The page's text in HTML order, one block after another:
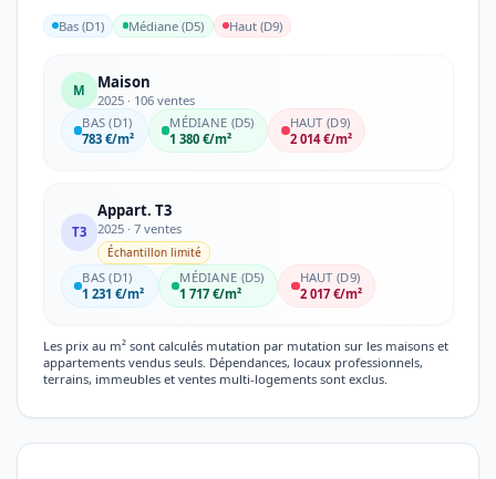
Bas (D1) Médiane (D5) Haut (D9)
M Maison
2025 · 106 ventes
BAS (D1)
783 €/m²
MÉDIANE (D5)
1 380 €/m²
HAUT (D9)
2 014 €/m²
T3
Appart. T3
2025 · 7 ventes
Échantillon limité
BAS (D1)
1 231 €/m²
MÉDIANE (D5)
1 717 €/m²
HAUT (D9)
2 017 €/m²
Les prix au m² sont calculés mutation par mutation sur les maisons et
appartements vendus seuls. Dépendances, locaux professionnels,
terrains, immeubles et ventes multi-logements sont exclus.